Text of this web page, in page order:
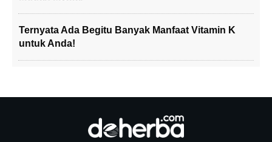
Ternyata Ada Begitu Banyak Manfaat Vitamin K
untuk Anda!